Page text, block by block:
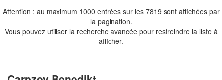
Attention : au maximum 1000 entrées sur les 7819 sont affichées par
la pagination.
Vous pouvez utiliser la recherche avancée pour restreindre la liste à
afficher.